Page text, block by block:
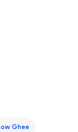
Ghee